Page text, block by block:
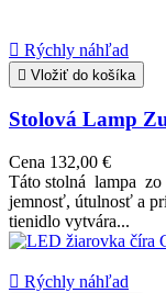
 Rýchly náhľad
 Vložiť do košíka
Stolová Lamp
Cena 132,00 €
Táto stolná lampa
jemnosť, útulnosť a
tienidlo vytvára...
 Rýchly náhľad